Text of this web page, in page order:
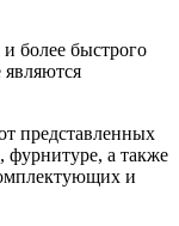
более быстрого
являются
представленных
фурнитуре, а также
и